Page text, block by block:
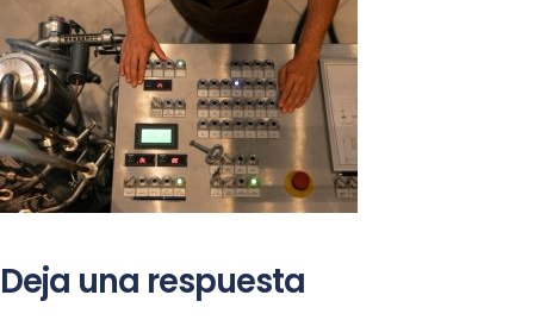
Deja una respuesta